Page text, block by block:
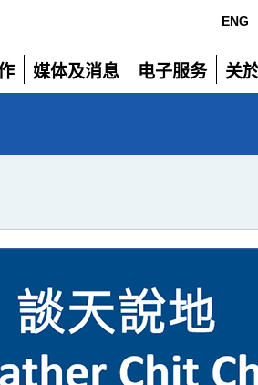
ENG
媒体及消息
展
电子服务
展
关
展